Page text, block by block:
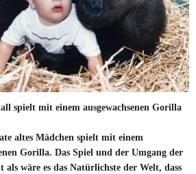
spielt mit einem ausgewachsenen Gorilla
altes Mädchen spielt mit einem
Gorilla. Das Spiel und der Umgang der
als wäre es das Natürlichste der Welt, dass